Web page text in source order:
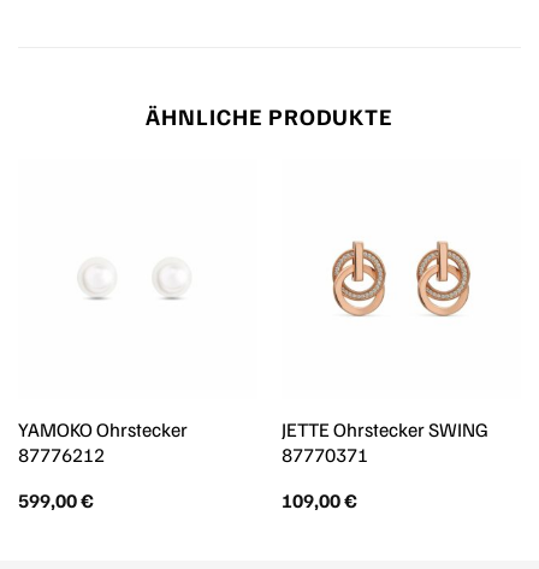
ÄHNLICHE PRODUKTE
YAMOKO Ohrstecker
87776212
599,00€
JETTE Ohrstecker SWING
87770371
109,00€